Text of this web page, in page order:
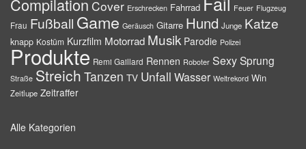
Compilation Cover Erschrecken Fahrrad Feuer Flugzeug
Frau Fußball Game Geräusch Gitarre Hund Junge Katze
knapp Kostüm Kurzfilm Motorrad Musik Parodie Polizei
Produkte Remi Gaillard Rennen Roboter SexySprung
Straße Streich Tanzen TV Unfall Wasser Weltrekord Win
Zeitlupe Zeitraffer
Alle Kategorien